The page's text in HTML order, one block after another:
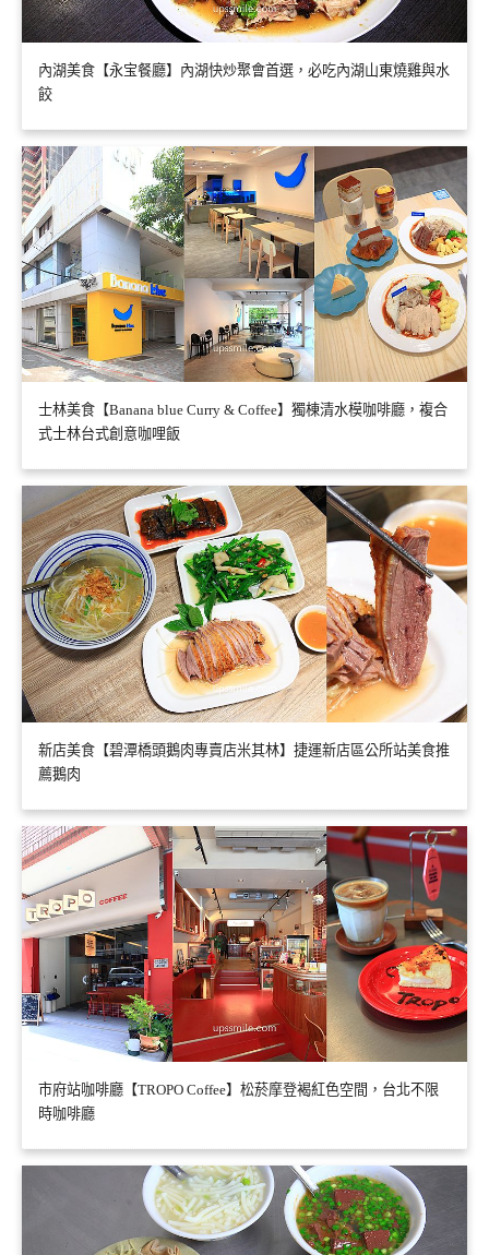
內湖美食【永宝餐廳】內湖快炒聚會首選，必吃內湖山東燒雞與水
餃
士林美食【Banana blue Curry & Coffee】獨棟清水模咖啡廳，複合
式士林台式創意咖哩飯
新店美食【碧潭橋頭鵝肉專賣店米其林】捷運新店區公所站美食推
薦鵝肉
市府站咖啡廳【TROPO Coffee】松菸摩登褐紅色空間，台北不限
時咖啡廳